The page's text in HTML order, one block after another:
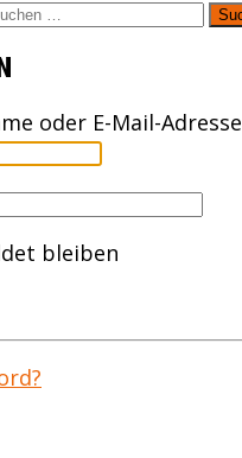
oder E-Mail-Adresse
bleiben